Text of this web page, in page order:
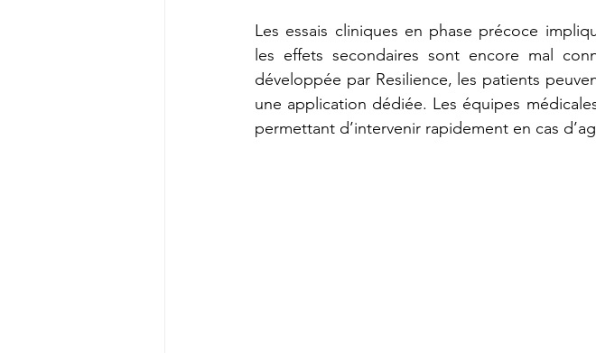
Les essais cliniques en phase précoce
les effets secondaires sont encore mal
développée par Resilience, les patients
une application dédiée. Les équipes
permettant d’intervenir rapidement en cas